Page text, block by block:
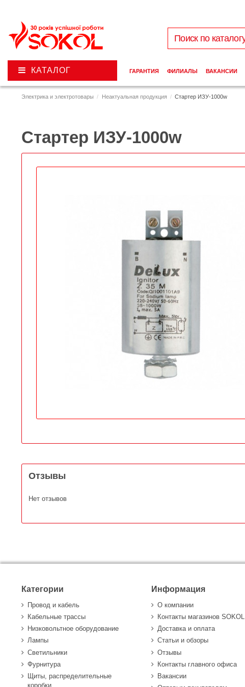
Электрика и электротовары Неактуальная продукция Стартер ИЗУ-1000w
Стартер ИЗУ-1000w
Отзывы
Нет отзывов
КАТАЛОГ ГАРАНТИЯ ФИЛИАЛЫ ВАКАНСИИ
Категории
Провод и кабель
Кабельные трассы
Низковольтное оборудование
Лампы
Светильники
Фурнитура
Щиты, распределительные
коробки
Информация
О компании
Контакты магазинов SOKOL
Доставка и оплата
Статьи и обзоры
Отзывы
Контакты главного офиса
Вакансии